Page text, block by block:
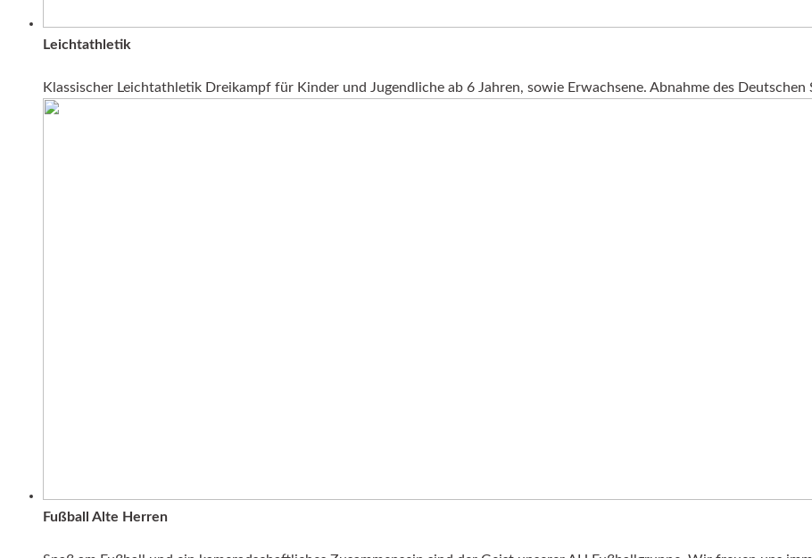
Leichtathletik
Klassischer Leichtathletik Dreikampf für Kinder und Jugendliche ab 6 Jahren, sowie Erwachsene. Abnahme des
Fußball Alte Herren